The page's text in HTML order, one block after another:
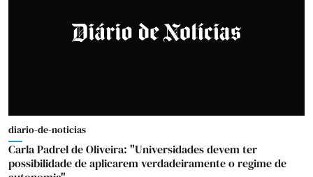
diario-de-noticias
Carla Padrel de Oliveira: "Universidades devem ter
possibilidade de aplicarem verdadeiramente o regime de